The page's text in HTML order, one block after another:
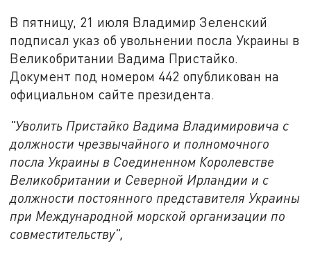
В пятницу, 21 июля Владимир Зеленский
подписал указ об увольнении посла Украины в
Великобритании Вадима Пристайко.
Документ под номером 442 опубликован на
официальном сайте президента.
"Уволить Пристайко Вадима Владимировича с
должности чрезвычайного и полномочного
посла Украины в Соединенном Королевстве
Великобритании и Северной Ирландии и с
должности постоянного представителя Украины
при Международной морской организации по
совместительству",